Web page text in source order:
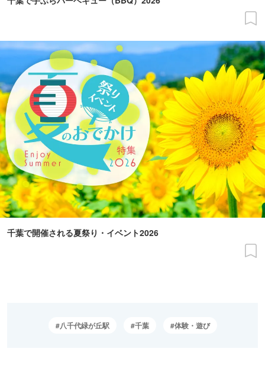
千葉で開催される夏祭り・イベント2026
八千代緑が丘駅 千葉 体験・遊び